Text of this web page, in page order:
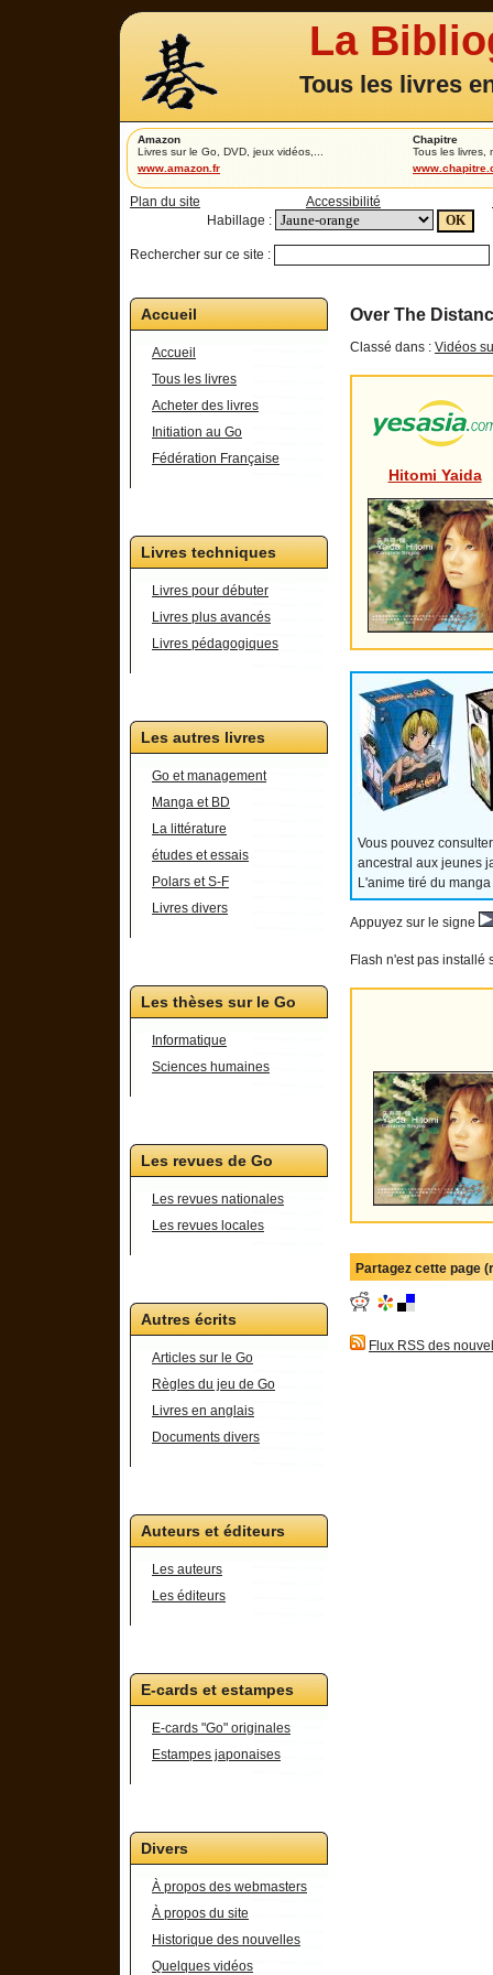
La
Tous les livres
Amazon
Livres sur le Go, DVD, jeux vidéos,...
www.amazon.fr
Chapitre
Tous les livres,
Plan du site Accessibilité
Habillage :
Rechercher sur ce site :
Accueil
Accueil
Tous les livres
Acheter des livres
Initiation au Go
Fédération Française
Livres techniques
Livres pour débuter
Livres plus avancés
Livres pédagogiques
Les autres livres
Go et management
Manga et BD
La littérature
études et essais
Polars et S-F
Livres divers
Les thèses sur le Go
Informatique
Sciences humaines
Les revues de Go
Les revues nationales
Les revues locales
Autres écrits
Articles sur le Go
Règles du jeu de Go
Livres en anglais
Documents divers
Auteurs et éditeurs
Les auteurs
Les éditeurs
E-cards et estampes
E-cards "Go" originales
Estampes japonaises
Divers
À propos des webmasters
À propos du site
Historique des nouvelles
Quelques vidéos
Over The
Classé dans : Vidéos
Hitomi Yaida
Vous pouvez
ancestral aux jeunes
L'anime tiré du
Appuyez sur le signe
Flash n'est pas installé
Partagez cette page
Flux RSS des